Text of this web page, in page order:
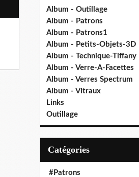
Album - Outillage
Album - Patrons
Album - Patrons1
Album - Petits-Objets-3D
Album - Technique-Tiffany
Album - Verre-A-Facettes
Album - Verres Spectrum
Album - Vitraux
Links
Outillage
Catégories
#Patrons